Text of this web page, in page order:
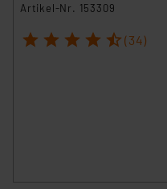
Artikel-Nr. 153309
1 2 3 4 5 (34)